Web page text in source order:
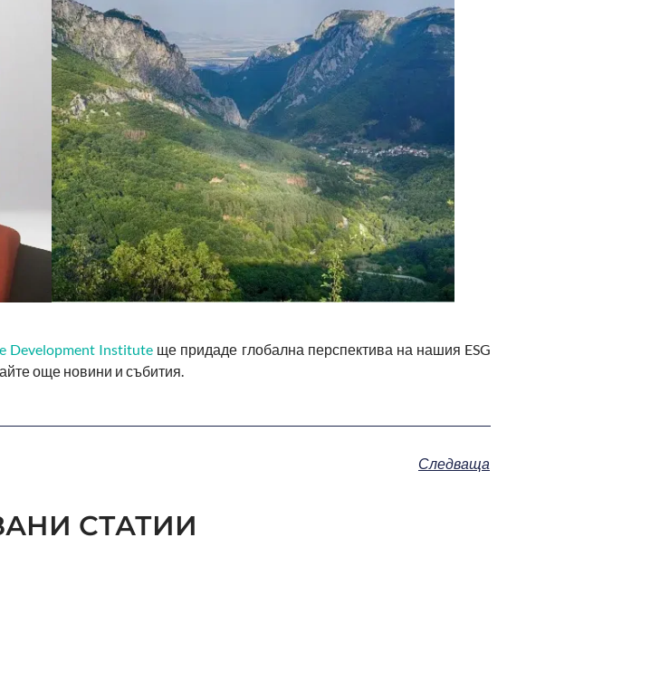
Development Institute ще придаде глобална перспектива на нашия ESG
още новини и събития.
Следваща
СТАТИИ